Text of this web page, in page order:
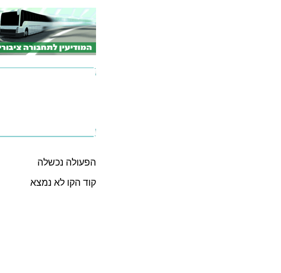
הפעולה נכשלה
קוד הקו לא נמצא